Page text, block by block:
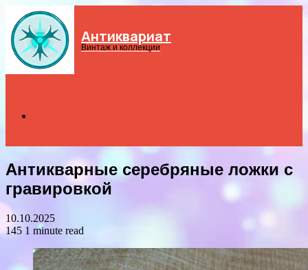
Menu Антиквариат
Винтаж и коллекции
for
Антикварные серебряные ложки с
гравировкой
10.10.2025
145 1 minute read